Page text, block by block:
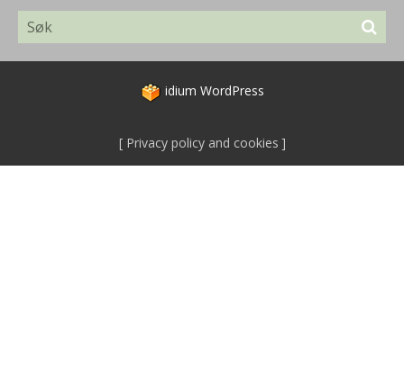
idium WordPress
Privacy policy and cookies